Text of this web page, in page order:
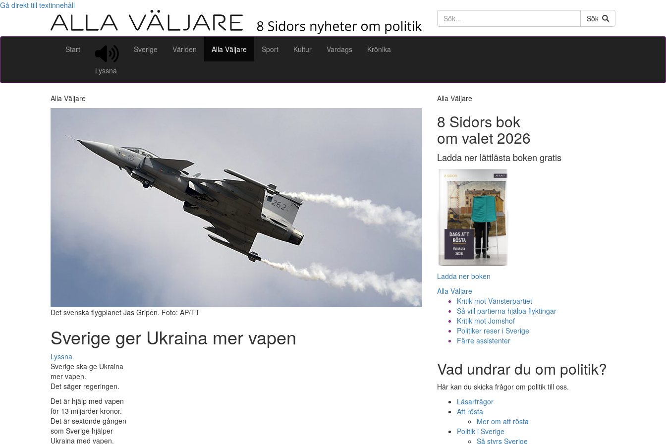
Gå direkt till textinnehåll
Söktext
Sök
Start
Lyssna
Sverige Världen Alla Väljare Sport Kultur Vardags Krönika
Alla Väljare
Det svenska flygplanet Jas Gripen. Foto: AP/TT
Sverige ger Ukraina mer vapen
Lyssna
Sverige ska ge Ukraina
mer vapen.
Det säger regeringen.
Det är hjälp med vapen
för 13 miljarder kronor.
Det är sextonde gången
som Sverige hjälper
Ukraina med vapen.
Alla Väljare
8 Sidors bok
om valet 2026
Ladda ner lättlästa boken gratis
Ladda ner boken
Alla Väljare
Kritik mot Vänsterpartiet
Så vill partierna hjälpa flyktingar
Kritik mot Jomshof
Politiker reser i Sverige
Färre assistenter
Vad undrar du om politik?
Här kan du skicka frågor om politik till oss.
Läsarfrågor
Att rösta
Mer om att rösta
Politik i Sverige
Så styrs Sverige